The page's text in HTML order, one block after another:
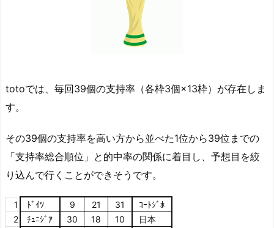
totoでは、毎回39個の支持率（各枠3個×13枠）が存在しま
す。
その39個の支持率を高い方から並べた1位から39位までの
「支持率総合順位」と的中率の関係に着目し、予想目を絞
り込んで行くことができそうです。
1 ﾄﾞｲﾂ 9 21 31
ｺｰﾄｼﾞﾎ
2
ﾁｭﾆｼﾞｱ 30 18 10
日本